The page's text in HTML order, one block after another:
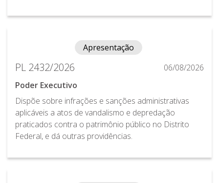
Apresentação
PL 2432/2026
06/08/2026
Poder Executivo
Dispõe sobre infrações e sanções administrativas
aplicáveis a atos de vandalismo e depredação
praticados contra o patrimônio público no Distrito
Federal, e dá outras providências.